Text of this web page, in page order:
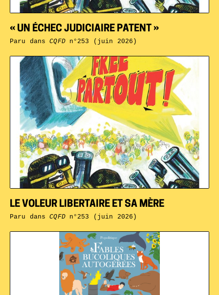
LE VOLEUR LIBERTAIRE ET SA MÈRE
Paru dansCQFDn°253 (juin 2026)
« UN ÉCHEC JUDICIAIRE PATENT »
Paru dansCQFDn°253 (juin 2026)